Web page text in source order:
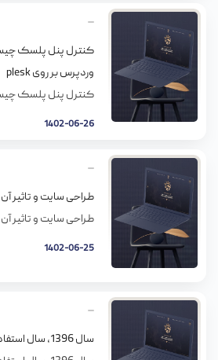
کنترل پنل پلسک
وردپرس بر روی plesk
1402-06-26
طراحی سایت و تاثیر
1402-06-25
سال 1396، سال استفاده از تصاویر در طراحی